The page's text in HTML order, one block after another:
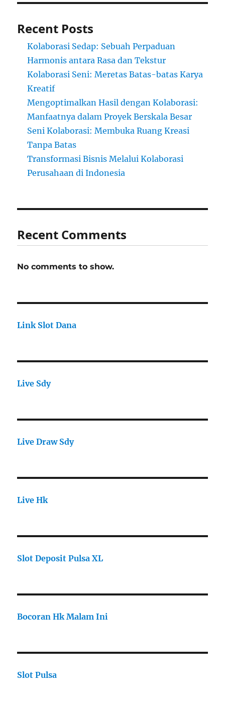
Recent Posts
Kolaborasi Sedap: Sebuah Perpaduan
Harmonis antara Rasa dan Tekstur
Kolaborasi Seni: Meretas Batas-batas Karya
Kreatif
Mengoptimalkan Hasil dengan Kolaborasi:
Manfaatnya dalam Proyek Berskala Besar
Seni Kolaborasi: Membuka Ruang Kreasi
Tanpa Batas
Transformasi Bisnis Melalui Kolaborasi
Perusahaan di Indonesia
Recent Comments
No comments to show.
Link Slot Dana
Live Sdy
Live Draw Sdy
Live Hk
Slot Deposit Pulsa XL
Bocoran Hk Malam Ini
Slot Pulsa